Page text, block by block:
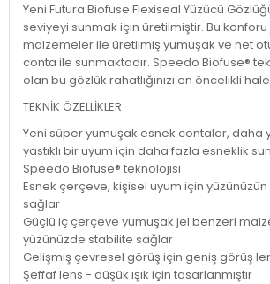
Yeni Futura Biofuse Flexiseal Yüzücü
seviyeyi sunmak için üretilmiştir. Bu
malzemeler ile üretilmiş yumuşak ve net
conta ile sunmaktadır. Speedo Biofuse®
olan bu gözlük rahatlığınızı en öncelikli
TEKNİK ÖZELLİKLER
Yeni süper yumuşak esnek contalar, daha
yastıklı bir uyum için daha fazla esneklik
Speedo Biofuse® teknolojisi
Esnek çerçeve, kişisel uyum için
sağlar
Güçlü iç çerçeve yumuşak jel benzeri
yüzünüzde stabilite sağlar
Gelişmiş çevresel görüş için geniş görüş
Şeffaf lens - düşük ışık için tasarlanmıştır